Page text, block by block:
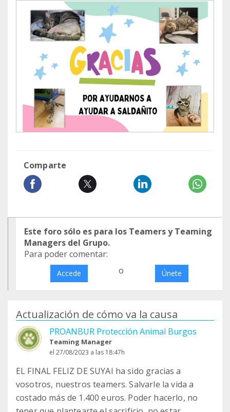
Comparte
Este foro sólo es para los Teamers y Teaming
Managers del Grupo.
Para poder comentar:
Accede o Únete
Actualización de cómo va la causa
PROANBUR Protección Animal Burgos
Teaming Manager
el 27/08/2023 a las 18:47h
EL FINAL FELIZ DE SUYAI ha sido gracias a
vosotros, nuestros teamers. Salvarle la vida a
costado más de 1.400 euros. Poder hacerlo, no